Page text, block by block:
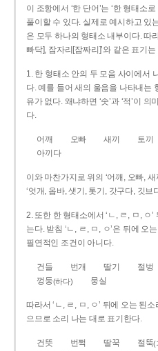
이 조항에서 ‘한 단어’는 ‘한 형태소
풀이할 수 있다. 실제로 예시하고 있
은 모두 하나의 형태소 내부이다. 따
빠닥], 잠자리[잠짜리]’와 같은 표기
1. 한 형태소 안의 두 모음 사이에서
다. 예를 들어 새의 울음을 나타내는
유가 없다. 왜냐하면 ‘솟’과 ‘적’이
다.
어깨 오빠 새끼 토끼
아끼다
이와 마찬가지로 위의 ‘어깨, 오빠,
‘엇개, 옵바, 샛기, 톳기, 갓구다, 깃브
2. 또한 한 형태소에서 ‘ㄴ, ㄹ, ㅁ, ㅇ
는다. 받침 ‘ㄴ, ㄹ, ㅁ, ㅇ’은 뒤에 오
필연적인 조건이 아니다.
건들 번개 딸기 절벙
껑둥(하다) 뭉실
따라서 ‘ㄴ, ㄹ, ㅁ, ㅇ’ 뒤에 오는 된
으므로 소리 나는 대로 표기한다.
건뜻 번쩍 딸꾹 절뚝(